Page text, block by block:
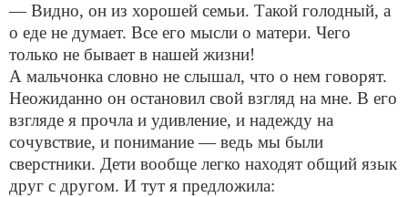
— Видно, он из хорошей семьи. Такой голодный, а
о еде не думает. Все его мысли о матери. Чего
только не бывает в нашей жизни!
А мальчонка словно не слышал, что о нем говорят.
Неожиданно он остановил свой взгляд на мне. В его
взгляде я прочла и удивление, и надежду на
сочувствие, и понимание — ведь мы были
сверстники. Дети вообще легко находят общий язык
друг с другом. И тут я предложила: